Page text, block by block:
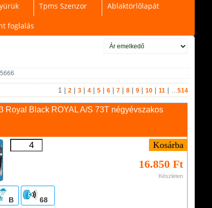
Tpms Szenzor Ablaktörlőlapát
foglalás
1 |2 |3 |4 |5 |6 |7 |8 |9 |10 |11 | ...514
Royal Black ROYAL A/S 73T négyévszakos
16.850 Ft
Készleten
B 68